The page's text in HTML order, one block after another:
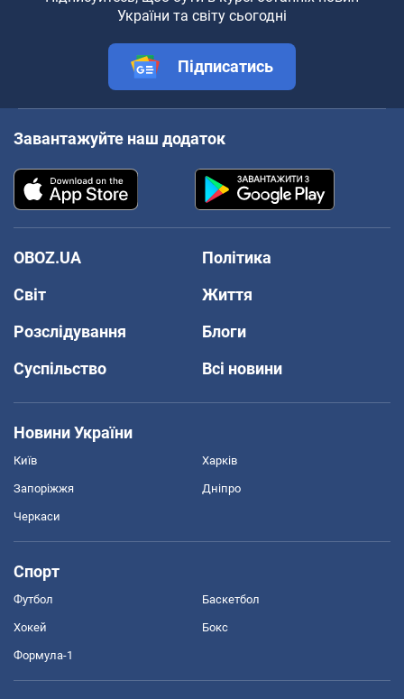
України та світу сьогодні
Підписатись
Завантажуйте наш додаток
OBOZ.UA
Політика
Світ
Життя
Розслідування
Блоги
Суспільство
Всі новини
Новини України
Київ Харків
Запоріжжя Дніпро
Черкаси
Спорт
Футбол Баскетбол
Хокей Бокс
Формула-1